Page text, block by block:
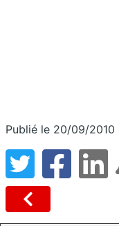
Publié le 20/09/2010